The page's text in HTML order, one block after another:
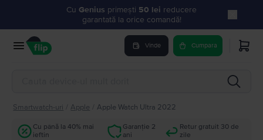
Cu Genius primești 50 lei reducere
garantată la orice comandă!
Vinde Cumpara
Smartwatch-uri Apple Apple Watch Ultra 2022
Cu până la 40% mai
ieftin
Garanție 2
ani
Retur gratuit 30 de
zile